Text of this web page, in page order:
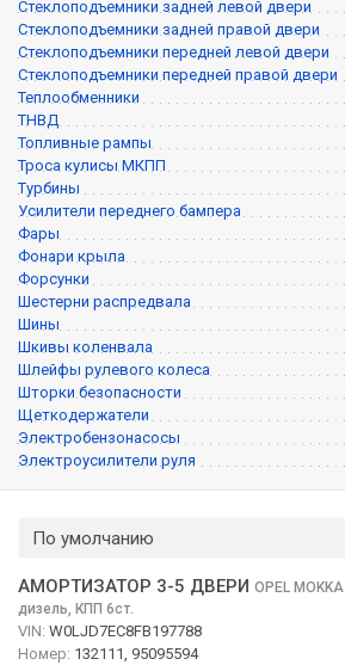
Стеклоподъемники задней левой двери
Стеклоподъемники задней правой двери
Стеклоподъемники передней левой двери
Стеклоподъемники передней правой двери
Теплообменники
ТНВД
Топливные рампы
Троса кулисы МКПП
Турбины
Усилители переднего бампера
Фары
Фонари крыла
Форсунки
Шестерни распредвала
Шины
Шкивы коленвала
Шлейфы рулевого колеса
Шторки безопасности
Щеткодержатели
Электробензонасосы
Электроусилители руля
По умолчанию
АМОРТИЗАТОР 3-5 ДВЕРИ OPEL MOKKA
дизель, КПП 6ст.
VIN: W0LJD7EC8FB197788
Номер: 132111, 95095594